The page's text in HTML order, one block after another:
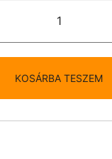
Dürüm
menüben
mennyiség
KOSÁRBA TESZEM